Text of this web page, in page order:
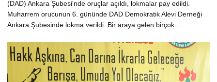
(DAD) Ankara Şubesi'nde oruçlar açıldı, lokmalar pay edildi.
Muharrem orucunun 6. gününde DAD Demokratik Alevi Derneği
Ankara Şubesinde lokma verildi. Bir araya gelen birçok…